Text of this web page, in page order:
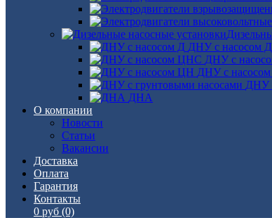
ДНУ с насосом Д
ДНУ с
ДНУ с
ДНУ
ДНА
О компании
Новости
Статьи
Вакансии
Доставка
Оплата
Гарантия
Контакты
0 руб (0)